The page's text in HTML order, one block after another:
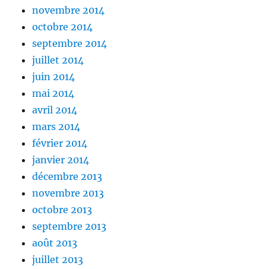
novembre 2014
octobre 2014
septembre 2014
juillet 2014
juin 2014
mai 2014
avril 2014
mars 2014
février 2014
janvier 2014
décembre 2013
novembre 2013
octobre 2013
septembre 2013
août 2013
juillet 2013